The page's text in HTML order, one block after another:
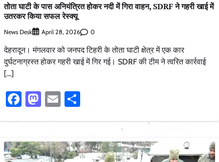
तोता घाटी के पास अनियंत्रित होकर नदी में गिरा वाहन, SDRF ने गहरी खाई में
उतरकर किया सफल रेस्क्यू
News Desk April 28, 2026 0
देहरादून। मंगलवार को जनपद टिहरी के तोता घाटी क्षेत्र में एक कार
दुर्घटनाग्रस्त होकर गहरी खाई में गिर गई। SDRF की टीम ने त्वरित कार्रवाई
[…]
Facebook
Mastodon
Email